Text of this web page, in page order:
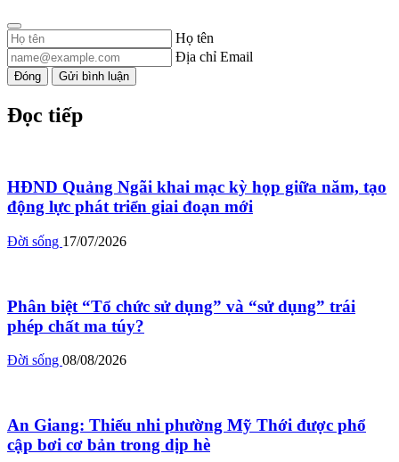
Họ tên
Địa chỉ Email
Đóng Gửi bình luận
Đọc tiếp
HĐND Quảng Ngãi khai mạc kỳ họp giữa năm, tạo
động lực phát triển giai đoạn mới
Đời sống 17/07/2026
Phân biệt “Tổ chức sử dụng” và “sử dụng” trái
phép chất ma túy?
Đời sống 08/08/2026
An Giang: Thiếu nhi phường Mỹ Thới được phổ
cập bơi cơ bản trong dịp hè